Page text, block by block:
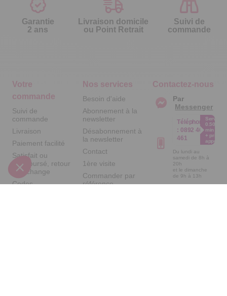
Garantie
2 ans
Livraison domicile
ou Point Retrait
Suivi de
commande
Votre
commande
Suivi de
commande
Livraison
Paiement facilité
Satisfait ou
remboursé, retour
ou échange
Codes
Nos services
Besoin d'aide
Abonnement à la
newsletter
Désabonnement à
la newsletter
Contact
1ère visite
Commander par
référence
Contactez-nous
Par
Messenger
Téléphone
: 0892 461
461
Service
0.50€ /
min
+ prix
appel
Du lundi au
samedi de 8h à
20h
et le dimanche
de 9h à 13h